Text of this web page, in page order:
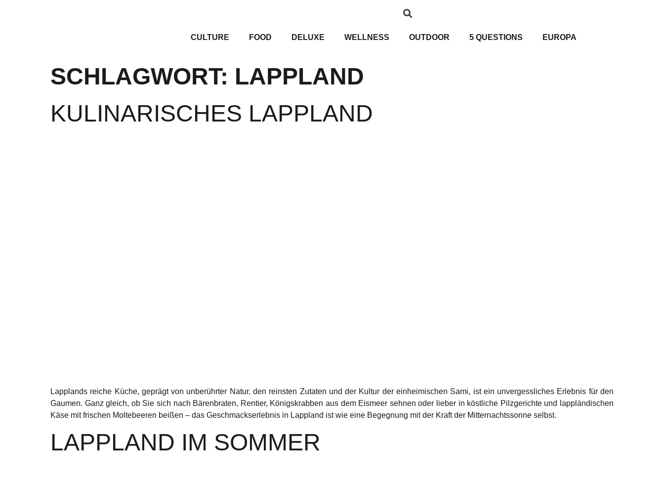
CULTURE FOOD DELUXE WELLNESS OUTDOOR 5 QUESTIONS EUROPA
SCHLAGWORT: LAPPLAND
KULINARISCHES LAPPLAND
Lapplands reiche Küche, geprägt von unberührter Natur, den reinsten Zutaten und der Kultur der einheimischen Sami, ist ein unvergessliches Erlebnis für den
Gaumen. Ganz gleich, ob Sie sich nach Bärenbraten, Rentier, Königskrabben aus dem Eismeer sehnen oder lieber in köstliche Pilzgerichte und lappländischen
Käse mit frischen Moltebeeren beißen – das Geschmackserlebnis in Lappland ist wie eine Begegnung mit der Kraft der Mitternachtssonne selbst.
LAPPLAND IM SOMMER